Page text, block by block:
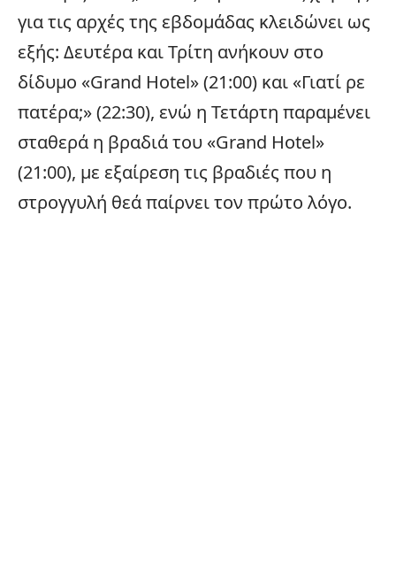
για τις αρχές της εβδομάδας κλειδώνει ως
εξής: Δευτέρα και Τρίτη ανήκουν στο
δίδυμο «Grand Hotel» (21:00) και «Γιατί ρε
πατέρα;» (22:30), ενώ η Τετάρτη παραμένει
σταθερά η βραδιά του «Grand Hotel»
(21:00), με εξαίρεση τις βραδιές που η
στρογγυλή θεά παίρνει τον πρώτο λόγο.